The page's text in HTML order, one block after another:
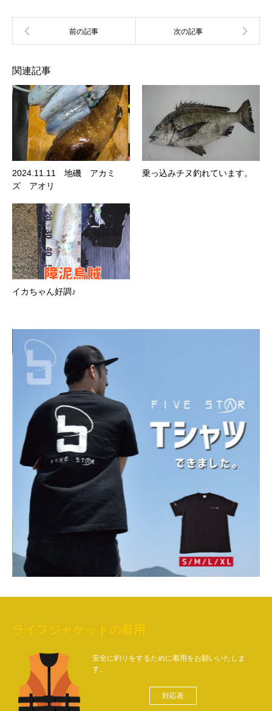
関連記事
2024.11.11 地磯 アカミ
ズ アオリ
乗っ込みチヌ釣れています。
イカちゃん好調♪
ライフジャケットの着用
安全に釣りをするために着用をお願いいたしま
す。
対応表